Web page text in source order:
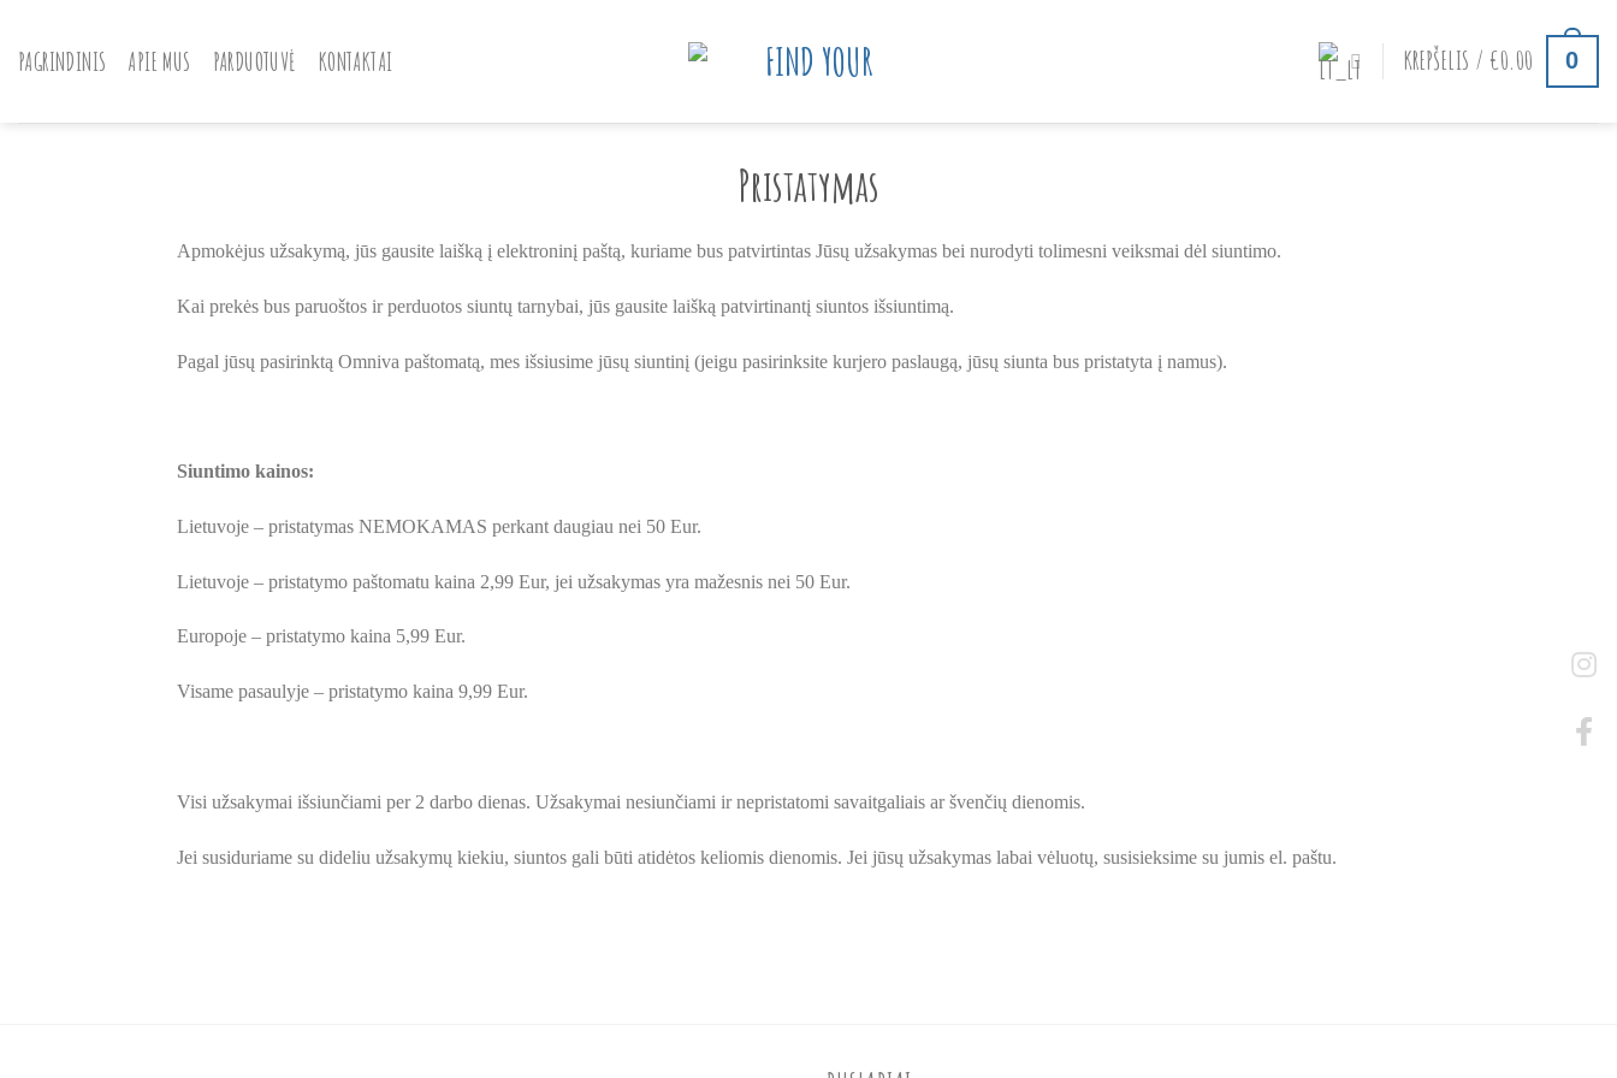
PAGRINDINIS APIE MUS PARDUOTUVĖ KONTAKTAI KREPŠELIS / €0.00 0
Pristatymas
Apmokėjus užsakymą, jūs gausite laišką į elektroninį paštą, kuriame bus patvirtintas Jūsų užsakymas bei nurodyti tolimesni veiksmai dėl siuntimo.
Kai prekės bus paruoštos ir perduotos siuntų tarnybai, jūs gausite laišką patvirtinantį siuntos išsiuntimą.
Pagal jūsų pasirinktą Omniva paštomatą, mes išsiusime jūsų siuntinį (jeigu pasirinksite kurjero paslaugą, jūsų siunta bus pristatyta į namus).
Siuntimo kainos:
Lietuvoje – pristatymas NEMOKAMAS perkant daugiau nei 50 Eur.
Lietuvoje – pristatymo paštomatu kaina 2,99 Eur, jei užsakymas yra mažesnis nei 50 Eur.
Europoje – pristatymo kaina 5,99 Eur.
Visame pasaulyje – pristatymo kaina 9,99 Eur.
Visi užsakymai išsiunčiami per 2 darbo dienas. Užsakymai nesiunčiami ir nepristatomi savaitgaliais ar švenčių dienomis.
Jei susiduriame su dideliu užsakymų kiekiu, siuntos gali būti atidėtos keliomis dienomis. Jei jūsų užsakymas labai vėluotų, susisieksime su jumis el. paštu.